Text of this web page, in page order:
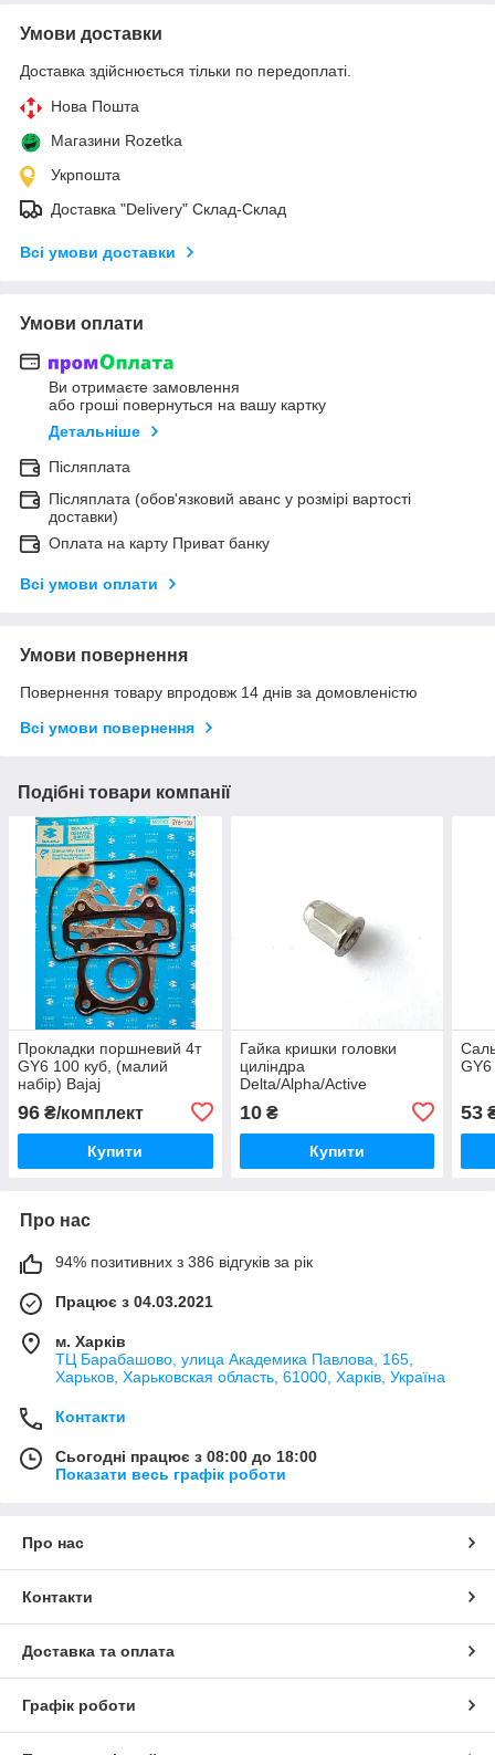
Умови доставки
Доставка здійснюється тільки по передоплаті.
Нова Пошта
Магазини Rozetka
Укрпошта
Доставка "Delivery" Склад-Склад
Всі умови доставки
Умови оплати
Ви отримаєте замовлення
або гроші повернуться на вашу картку
Детальніше
Післяплата
Післяплата (обов'язковий аванс у розмірі вартості
доставки)
Оплата на карту Приват банку
Всі умови оплати
Умови повернення
Повернення товару впродовж 14 днів за домовленістю
Всі умови повернення
Подібні товари компанії
Прокладки поршневий 4т
GY6 100 куб, (малий
набір) Bajaj
96 ₴/комплект
Купити
Гайка кришки головки
циліндра
Delta/Alpha/Active
70/110/125 куб. М6-1,25
10₴
Купити
53
Про нас
94% позитивних з 386 відгуків за рік
Працює з 04.03.2021
м. Харків
ТЦ Барабашово, улица Академика Павлова, 165,
Харьков, Харьковская область, 61000, Харків, Україна
Контакти
Сьогодні працює з 08:00 до 18:00
Показати весь графік роботи
Про нас
Контакти
Доставка та оплата
Графік роботи